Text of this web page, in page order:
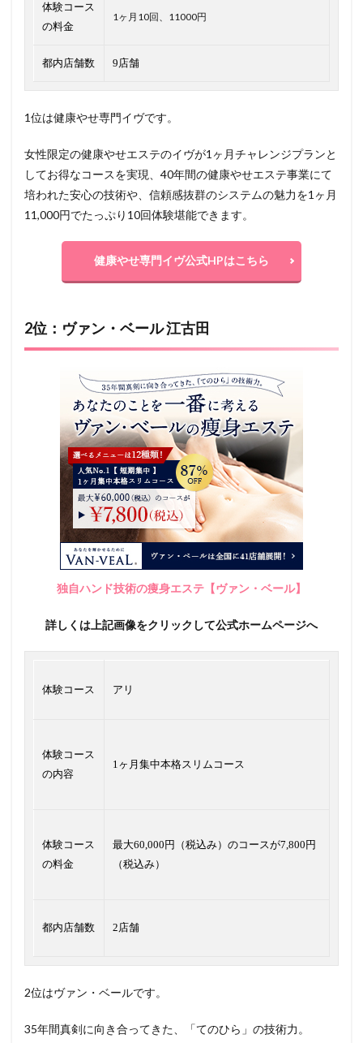
体験コース
の料金
1ヶ月10回、11000円
都内店舗数 9店舗
1位は健康やせ専門イヴです。
女性限定の健康やせエステのイヴが1ヶ月チャレンジプランと
してお得なコースを実現、40年間の健康やせエステ事業にて
培われた安心の技術や、信頼感抜群のシステムの魅力を1ヶ月
11,000円でたっぷり10回体験堪能できます。
健康やせ専門イヴ公式HPはこちら
2位：ヴァン・ベール 江古田
独自ハンド技術の痩身エステ【ヴァン・ベール】
詳しくは上記画像をクリックして公式ホームページへ
体験コース アリ
体験コース
の内容
1ヶ月集中本格スリムコース
体験コース
の料金
最大60,000円（税込み）のコースが7,800円
（税込み）
都内店舗数 2店舗
2位はヴァン・ベールです。
35年間真剣に向き合ってきた、「てのひら」の技術力。